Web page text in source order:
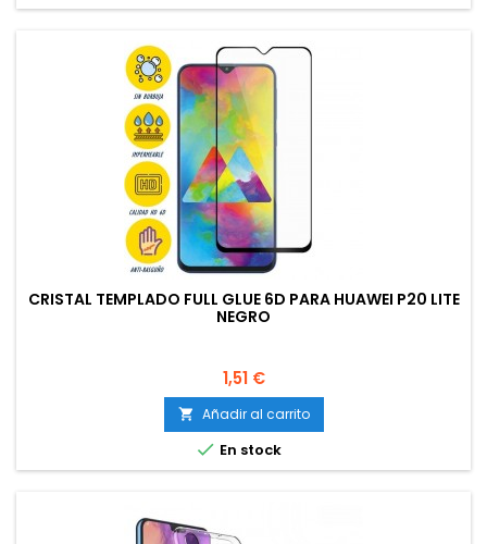
CRISTAL TEMPLADO FULL GLUE 6D PARA HUAWEI P20 LITE
NEGRO
Precio
1,51 €
 Añadir al carrito
 En stock